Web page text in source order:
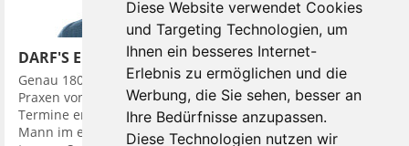
Diese Website verwendet Cookies
und Targeting Technologien, um
Ihnen ein besseres Internet-
Erlebnis zu ermöglichen und die
Werbung, die Sie sehen, besser an
Ihre Bedürfnisse anzupassen.
Diese Technologien nutzen wir
DARF'S EIN BISSCHEN MEHR SEIN?
Genau 180 Mal besuchte ein junger Züricher im Jahr 2016
Praxen von Zahnärzten. Das Besondere war: Bei der Hälfte der
Termine erschien er als gepflegter, Erfolg ausstrahlender
Mann im edlen Anzug und ausgestattet mit Accessoires, wie